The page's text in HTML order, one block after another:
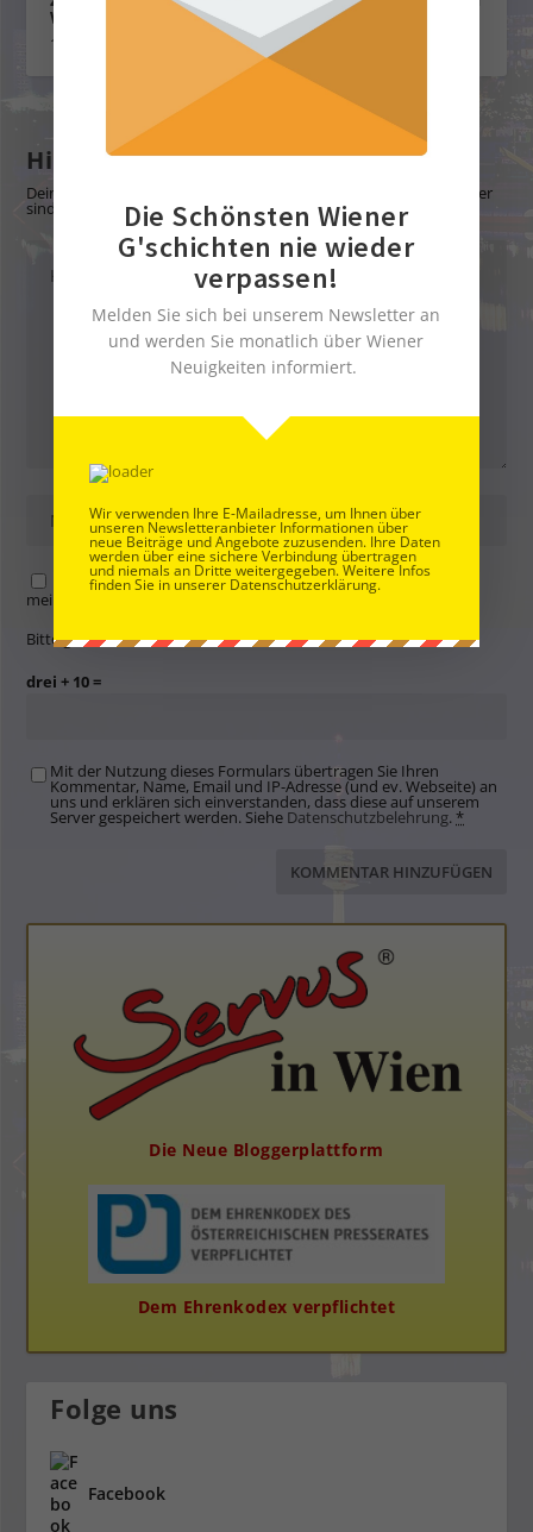
Wiens
1. Mai 2022
Hinterlasse eine Antwort
Deine E-Mail-Adresse wird nicht veröffentlicht. Erforderliche Felder
sind mit markiert
Name, E-Mail-Adresse und Website in diesem Browser für
meinen nächsten Kommentar speichern.
Bitte gib eine Antwort in Ziffern ein:
drei + 10 =
Mit der Nutzung dieses Formulars übertragen Sie Ihren
Kommentar, Name, Email und IP-Adresse (und ev. Webseite) an
uns und erklären sich einverstanden, dass diese auf unserem
Server gespeichert werden. Siehe Datenschutzbelehrung.*
Die Neue Bloggerplattform
Dem Ehrenkodex verpflichtet
Folge uns
Facebook
Die Schönsten Wiener
G'schichten nie wieder
verpassen!
Melden Sie sich bei unserem Newsletter an
und werden Sie monatlich über Wiener
Neuigkeiten informiert.
Wir verwenden Ihre E-Mailadresse, um Ihnen über
unseren Newsletteranbieter Informationen über
neue Beiträge und Angebote zuzusenden. Ihre Daten
werden über eine sichere Verbindung übertragen
und niemals an Dritte weitergegeben. Weitere Infos
finden Sie in unserer Datenschutzerklärung.